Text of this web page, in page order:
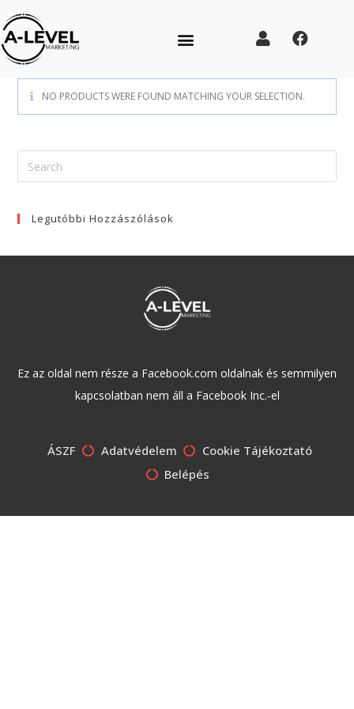
NO PRODUCTS WERE FOUND MATCHING YOUR SELECTION.
Legutóbbi Hozzászólások
Ez az oldal nem része a Facebook.com oldalnak és semmilyen
kapcsolatban nem áll a Facebook Inc.-el
ÁSZF Adatvédelem
Cookie Tájékoztató
Belépés